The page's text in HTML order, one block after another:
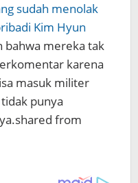
sudah menolak
Kim Hyun
bahwa mereka tak
karena
masuk militer
punya
from